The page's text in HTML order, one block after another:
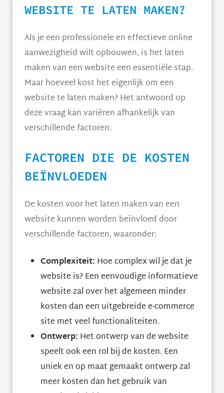
WEBSITE TE LATEN MAKEN?
Als je een professionele en effectieve online
aanwezigheid wilt opbouwen, is het laten
maken van een website een essentiële stap.
Maar hoeveel kost het eigenlijk om een
website te laten maken? Het antwoord op
deze vraag kan variëren afhankelijk van
verschillende factoren.
FACTOREN DIE DE KOSTEN
BEÏNVLOEDEN
De kosten voor het laten maken van een
website kunnen worden beïnvloed door
verschillende factoren, waaronder:
Complexiteit: Hoe complex wil je dat je
website is? Een eenvoudige informatieve
website zal over het algemeen minder
kosten dan een uitgebreide e-commerce
site met veel functionaliteiten.
Ontwerp: Het ontwerp van de website
speelt ook een rol bij de kosten. Een
uniek en op maat gemaakt ontwerp zal
meer kosten dan het gebruik van